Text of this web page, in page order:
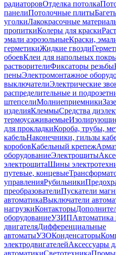
радиаторовОтделка потолка
панелиПотолочные плиты
уголкиЛакокрасочные
пропиткиКолеры для краски
эмали аэрозольныеКраски,
герметикиЖидкие гвозди
обоевКлеи для напольных
растворителиФиксаторы резьбы
пеныЭлектромонтажное
выключателиЭлектрические
распределительные и
штепселиМолниеприемники
изделияКлеммыСредства
термоусаживаемые
для прокладкиКороба, трубы,
кабельНаконечники, гильзы
коробовКабельный крепеж
оборудованиеЭлектрощиты
электрощитаШины
путевые, концевые
управленияРубильники
преобразователиПускатели
автоматикаВыключатели
нагрузкиКонтакторы
оборудованиеУЗИПАвтоматика
двигателяДифференциальные
автоматыУЗОКонденсаторы
электродвигателейАксессуары
автоматикиСветотехника